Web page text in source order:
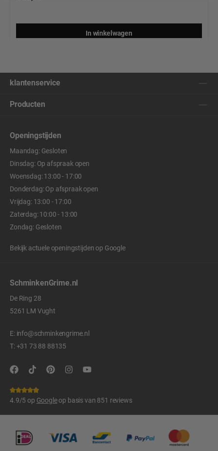
In winkelwagen
klantenservice
Producten
Openingstijden
Maandag: Gesloten
Dinsdag: Op afspraak open
Woensdag: 13:00 - 17:00
Donderdag: Op afspraak open
Vrijdag: 13:00 - 17:00
Zaterdag: 10:00 - 13:00
Zondag: Gesloten
Bekijk actuele openingstijden op Google
SchminkenGrime.nl
De Ring 28
5261 LM Vught
E: info@schminkengrime.nl
T:+31 73 88 88135
4.9/5 op Googleop basis van 851 reviews